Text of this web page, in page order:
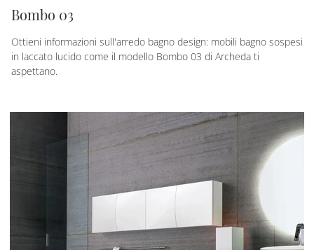
Bombo 03
Ottieni informazioni sull'arredo bagno design: mobili bagno sospesi
in laccato lucido come il modello Bombo 03 di Archeda ti
aspettano.